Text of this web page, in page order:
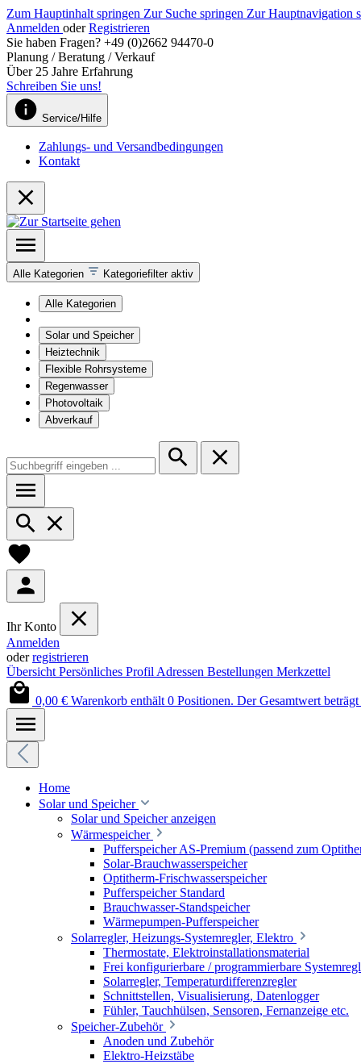
Zum Hauptinhalt springen Zur Suche springen Zur Hauptnavigation
Anmelden oder Registrieren
Sie haben Fragen? +49 (0)2662 94470-0
Planung / Beratung / Verkauf
Über 25 Jahre Erfahrung
Schreiben Sie uns!
Service/Hilfe
Zahlungs- und Versandbedingungen
Kontakt
Alle Kategorien Kategoriefilter aktiv
Alle Kategorien
Solar und Speicher
Heiztechnik
Flexible Rohrsysteme
Regenwasser
Photovoltaik
Abverkauf
Ihr Konto
Anmelden
oderregistrieren
Übersicht Persönliches Profil Adressen Bestellungen Merkzettel
0,00 € Warenkorb enthält 0 Positionen. Der Gesamtwert
Home
Solar und Speicher
Solar und Speicher anzeigen
Wärmespeicher
Pufferspeicher AS-Premium (passend zum
Solar-Brauchwasserspeicher
Optitherm-Frischwasserspeicher
Pufferspeicher Standard
Brauchwasser-Standspeicher
Wärmepumpen-Pufferspeicher
Solarregler, Heizungs-Systemregler, Elektro
Thermostate, Elektroinstallationsmaterial
Frei konfigurierbare / programmierbare
Solarregler, Temperaturdifferenzregler
Schnittstellen, Visualisierung, Datenlogger
Fühler, Tauchhülsen, Sensoren, Fernanzeige etc.
Speicher-Zubehör
Anoden und Zubehör
Elektro-Heizstäbe